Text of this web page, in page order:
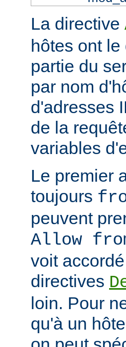
La directive
hôtes ont
partie du
par nom
d'adresses
de la
variables
Le premier
toujours
peuvent
Allow
voit
directives
loin. Pour
qu'à un